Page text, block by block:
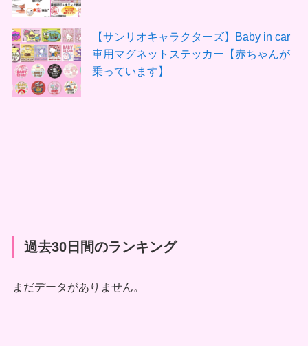
【サンリオキャラクターズ】Baby in car
車用マグネットステッカー【赤ちゃんが
乗っています】
過去30日間のランキング
まだデータがありません。